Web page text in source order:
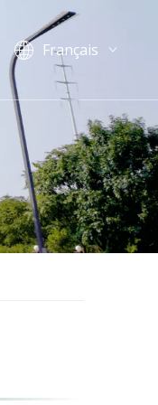
Français
English
简体中文
العربية
Pусский
Español
Português
Deutsch
Italiano